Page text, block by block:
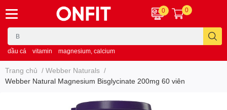
dầu cá vitamin magnesium, calcium
0 0
Trang chủ / Webber Naturals /
Webber Natural Magnesium Bisglycinate 200mg 60 viên